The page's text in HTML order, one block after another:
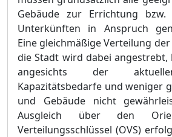
Gebäude zur Errichtung
Unterkünften in Anspruch
Eine gleichmäßige Verteilung
die Stadt wird dabei
angesichts der
Kapazitätsbedarfe und weniger
und Gebäude nicht
Ausgleich über den
Verteilungsschlüssel (OVS)